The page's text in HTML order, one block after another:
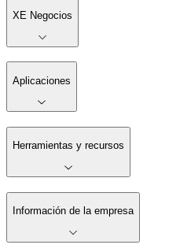
XE Negocios
Aplicaciones
Herramientas y recursos
Información de la empresa